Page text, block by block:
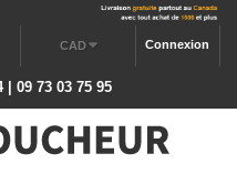
Connexion
CAD
| 09 73 03 75 95